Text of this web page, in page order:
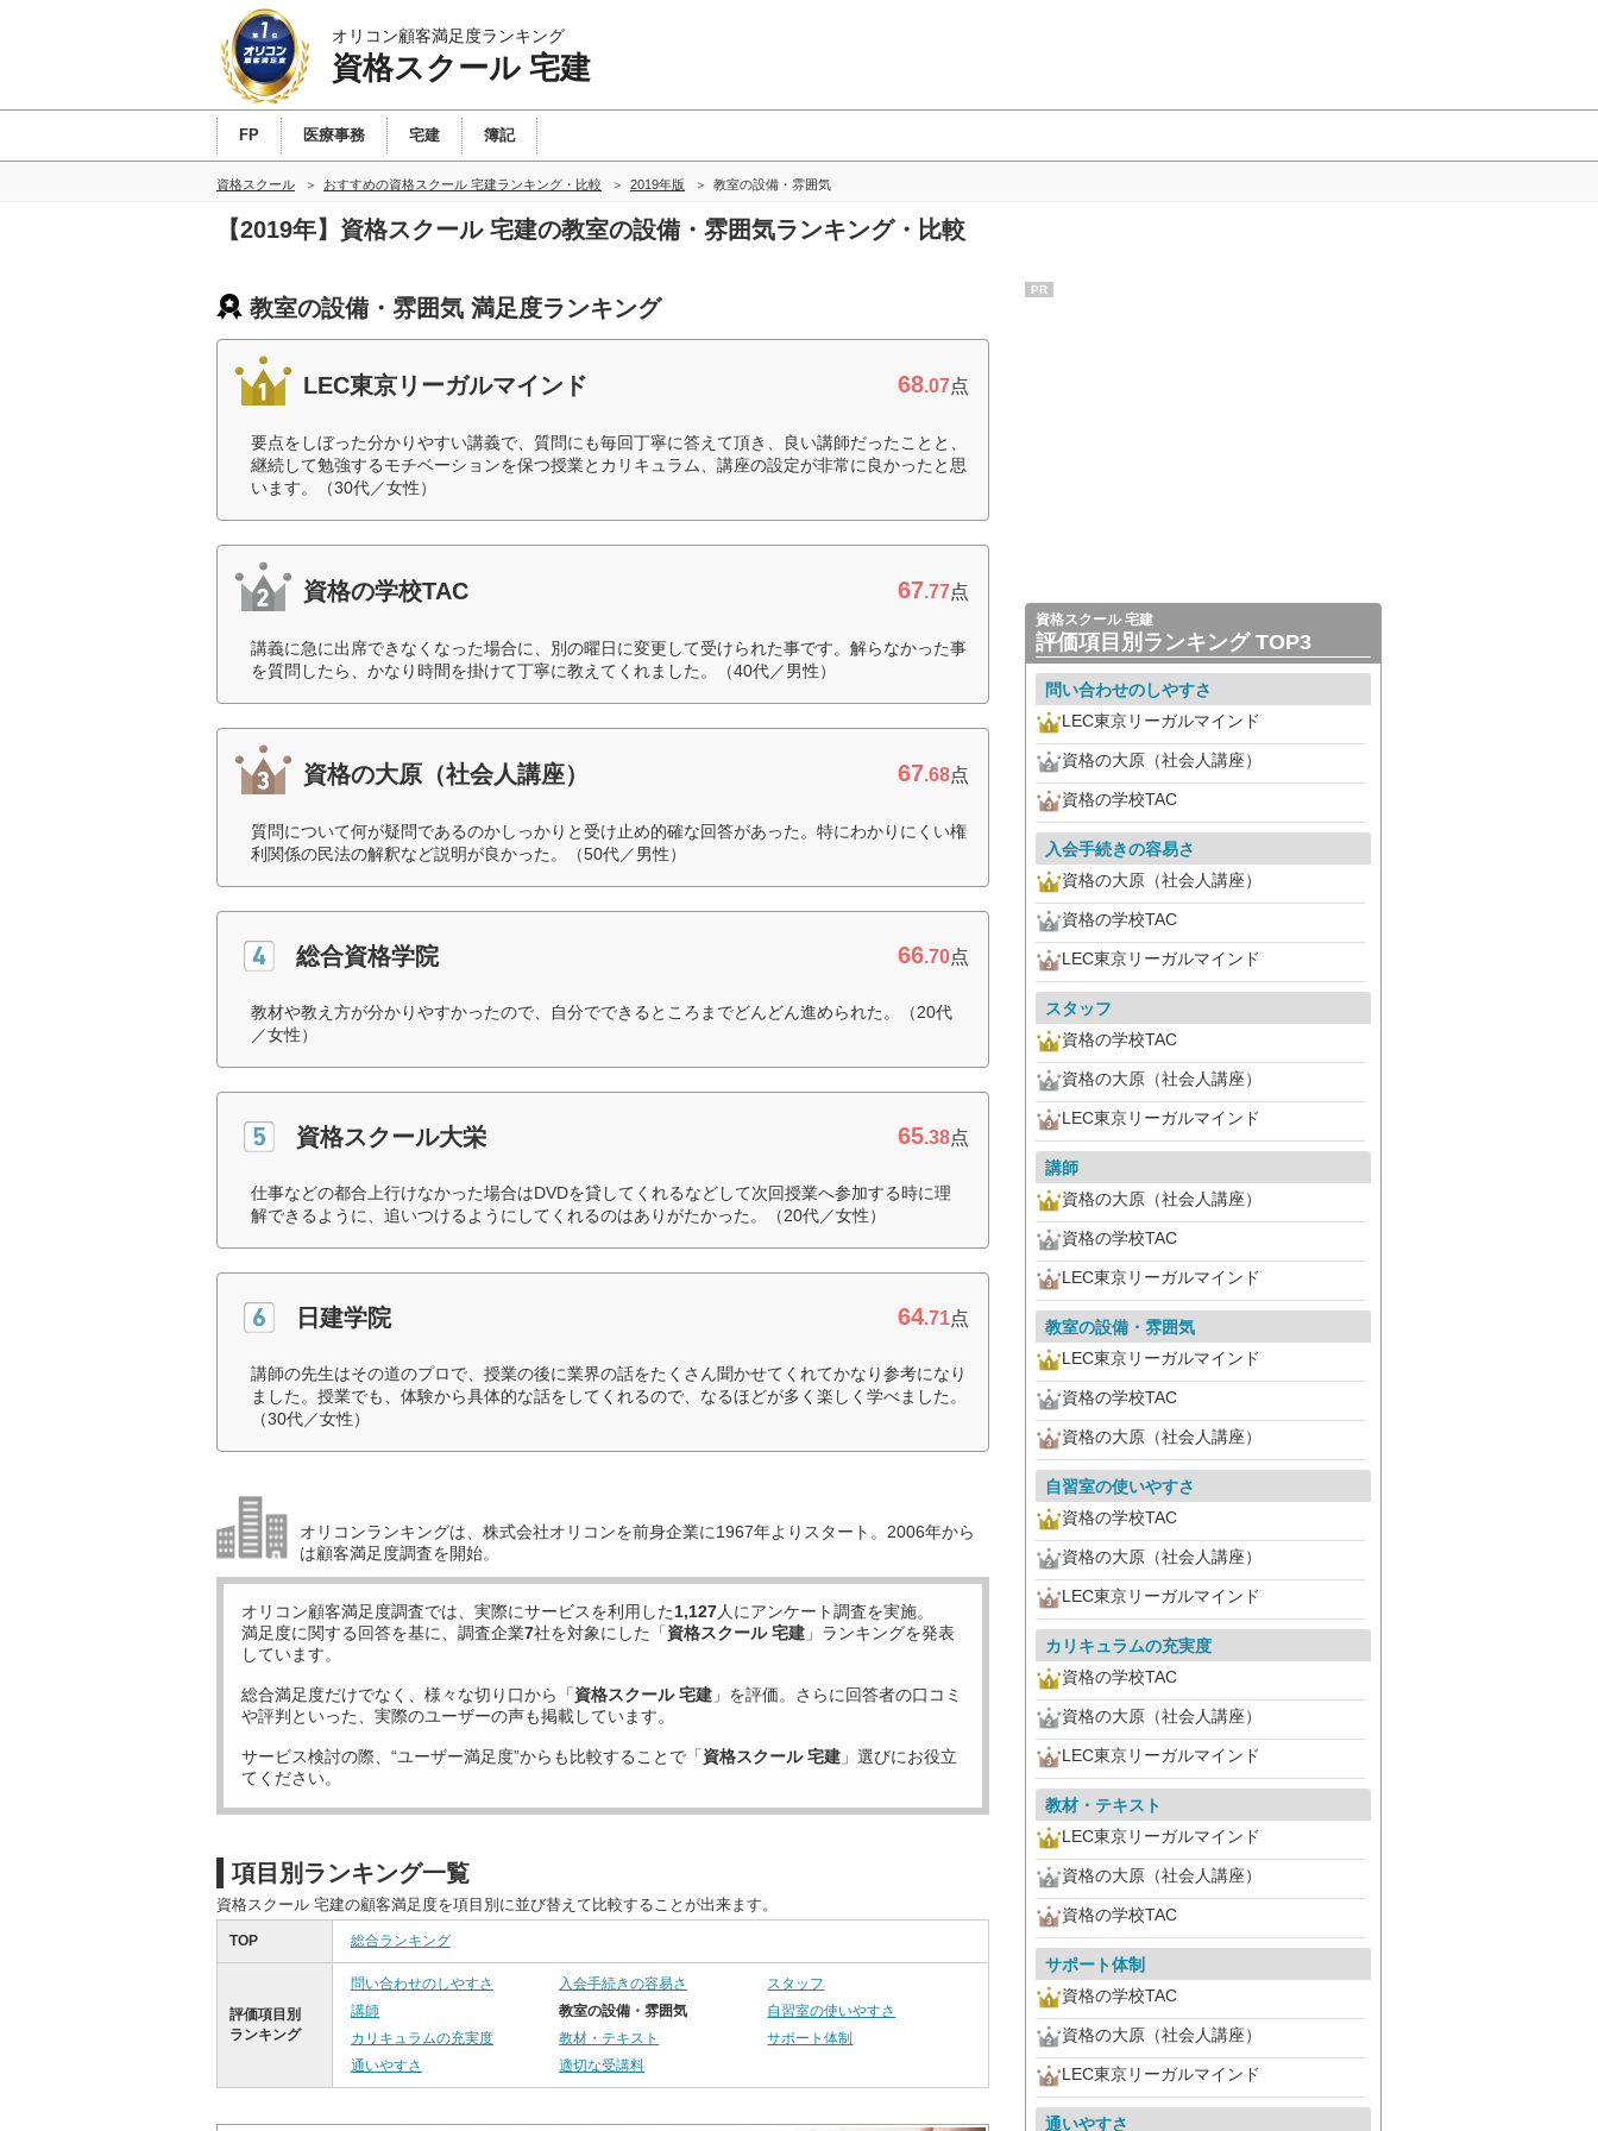
オリコン顧客満足度ランキング
資格スクール 宅建
FP 医療事務 宅建 簿記
資格スクール おすすめの資格スクール 宅建ランキング・比較 2019年版 教室の設備・雰囲気
【2019年】資格スクール 宅建の教室の設備・雰囲気ランキング・比較
教室の設備・雰囲気 満足度ランキング
LEC東京リーガルマインド 68.07点
要点をしぼった分かりやすい講義で、質問にも毎回丁寧に答えて頂き、良い講師だったことと、
継続して勉強するモチベーションを保つ授業とカリキュラム、講座の設定が非常に良かったと思
います。（30代／女性）
資格の学校TAC 67.77点
講義に急に出席できなくなった場合に、別の曜日に変更して受けられた事です。解らなかった事
を質問したら、かなり時間を掛けて丁寧に教えてくれました。（40代／男性）
資格の大原（社会人講座） 67.68点
質問について何が疑問であるのかしっかりと受け止め的確な回答があった。特にわかりにくい権
利関係の民法の解釈など説明が良かった。（50代／男性）
総合資格学院 66.70点
教材や教え方が分かりやすかったので、自分でできるところまでどんどん進められた。（20代
／女性）
資格スクール大栄 65.38点
仕事などの都合上行けなかった場合はDVDを貸してくれるなどして次回授業へ参加する時に理
解できるように、追いつけるようにしてくれるのはありがたかった。（20代／女性）
日建学院 64.71点
講師の先生はその道のプロで、授業の後に業界の話をたくさん聞かせてくれてかなり参考になり
ました。授業でも、体験から具体的な話をしてくれるので、なるほどが多く楽しく学べました。
（30代／女性）
オリコンランキングは、株式会社オリコンを前身企業に1967年よりスタート。2006年から
は顧客満足度調査を開始。
オリコン顧客満足度調査では、実際にサービスを利用した1,127人にアンケート調査を実施。
満足度に関する回答を基に、調査企業7社を対象にした「資格スクール 宅建 」ランキングを発表
しています。
総合満足度だけでなく、様々な切り口から「資格スクール 宅建 」を評価。さらに回答者の口コミ
や評判といった、実際のユーザーの声も掲載しています。
サービス検討の際、“ユーザー満足度”からも比較することで「資格スクール 宅建 」選びにお役立
てください。
項目別ランキング一覧
資格スクール 宅建の顧客満足度を項目別に並び替えて比較することが出来ます。
TOP 総合ランキング
評価項目別
ランキング
問い合わせのしやすさ 入会手続きの容易さ
スタッフ
講師
教室の設備・雰囲気
自習室の使いやすさ
カリキュラムの充実度
教材・テキスト
サポート体制
通いやすさ
適切な受講料
PR
資格スクール 宅建
評価項目別ランキング TOP3
問い合わせのしやすさ
LEC東京リーガルマインド
資格の大原（社会人講座）
資格の学校TAC
入会手続きの容易さ
資格の大原（社会人講座）
資格の学校TAC
LEC東京リーガルマインド
スタッフ
資格の学校TAC
資格の大原（社会人講座）
LEC東京リーガルマインド
講師
資格の大原（社会人講座）
資格の学校TAC
LEC東京リーガルマインド
教室の設備・雰囲気
LEC東京リーガルマインド
資格の学校TAC
資格の大原（社会人講座）
自習室の使いやすさ
資格の学校TAC
資格の大原（社会人講座）
LEC東京リーガルマインド
カリキュラムの充実度
資格の学校TAC
資格の大原（社会人講座）
LEC東京リーガルマインド
教材・テキスト
LEC東京リーガルマインド
資格の大原（社会人講座）
資格の学校TAC
サポート体制
資格の学校TAC
資格の大原（社会人講座）
LEC東京リーガルマインド
通いやすさ